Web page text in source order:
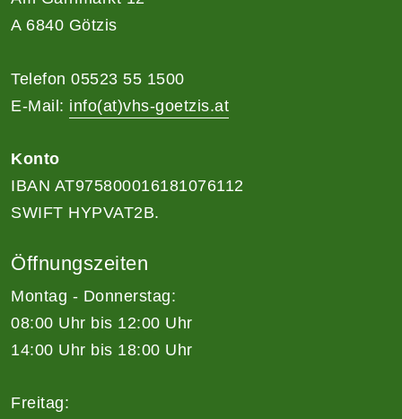
A 6840 Götzis
Telefon 05523 55 1500
E-Mail: info(at)vhs-goetzis.at
Konto
IBAN AT975800016181076112
SWIFT HYPVAT2B.
Öffnungszeiten
Montag - Donnerstag:
08:00 Uhr bis 12:00 Uhr
14:00 Uhr bis 18:00 Uhr
Freitag: